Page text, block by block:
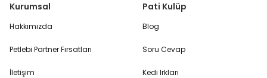
Kurumsal
Hakkımızda
Petlebi Partner Fırsatları
İletişim
Pati Kulüp
Blog
Soru Cevap
Kedi Irkları